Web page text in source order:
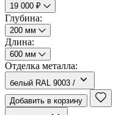
19 000 ₽
Глубина:
200 мм
Длина:
600 мм
Отделка металла:
белый RAL 9003 /
Добавить в корзину